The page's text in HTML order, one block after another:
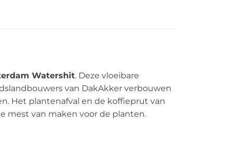
Watershit. Deze vloeibare
van DakAkker verbouwen
Het plantenafval en de koffieprut van
mest van maken voor de planten.